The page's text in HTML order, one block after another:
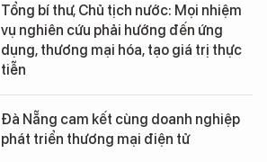
Tổng bí thư, Chủ tịch nước: Mọi nhiệm
vụ nghiên cứu phải hướng đến ứng
dụng, thương mại hóa, tạo giá trị thực
tiễn
Đà Nẵng cam kết cùng doanh nghiệp
phát triển thương mại điện tử